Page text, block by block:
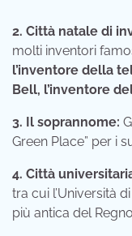
2. Città natale di
molti inventori
l’inventore della
Bell, l’inventore
3. Il soprannome:
Green Place” per i
4. Città
tra cui l’Università
più antica del